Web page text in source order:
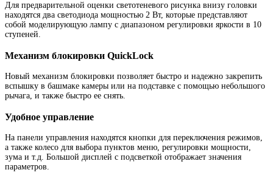
Для предварительной оценки светотеневого рисунка внизу головки
находятся два светодиода мощностью 2 Вт, которые представляют
собой моделирующую лампу с диапазоном регулировки яркости в 10
ступеней.
Механизм блокировки QuickLock
Новый механизм блокировки позволяет быстро и надежно закрепить
вспышку в башмаке камеры или на подставке с помощью небольшого
рычага, и также быстро ее снять.
Удобное управление
На панели управления находятся кнопки для переключения режимов,
а также колесо для выбора пунктов меню, регулировки мощности,
зума и т.д. Большой дисплей с подсветкой отображает значения
параметров.